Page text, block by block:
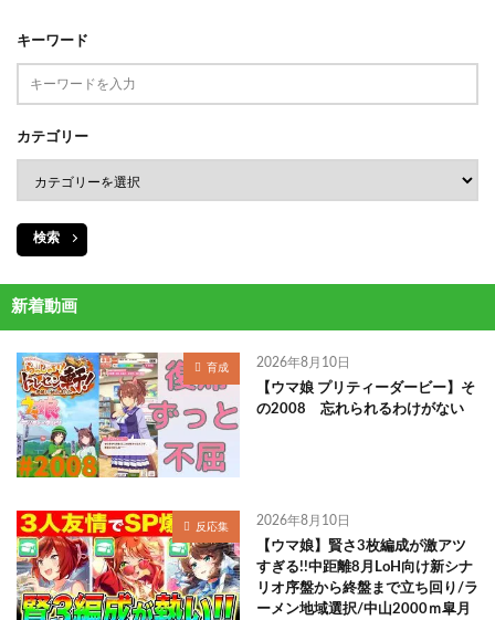
キーワード
カテゴリー
検索
新着動画
育成 2026年8月10日
【ウマ娘 プリティーダービー】そ
の2008 忘れられるわけがない
反応集 2026年8月10日
【ウマ娘】賢さ3枚編成が激アツ
すぎる!!中距離8月LoH向け新シナ
リオ序盤から終盤まで立ち回り/ラ
ーメン地域選択/中山2000ｍ皐月